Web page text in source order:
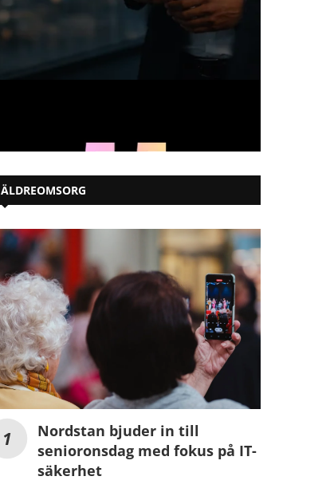
ÄLDREOMSORG
Nordstan bjuder in till
senioronsdag med fokus på IT-
säkerhet